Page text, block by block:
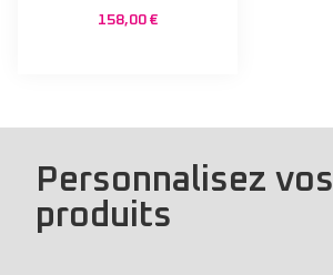
158,00 €
Personnalisez vos
produits